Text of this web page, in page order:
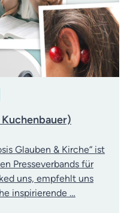
Glauben & Kirche“ ist
Presseverbands für
uns, empfehlt uns
inspirierende …